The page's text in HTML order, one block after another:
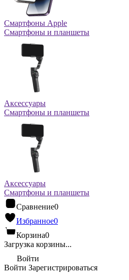
Смартфоны Apple
Смартфоны и планшеты
Аксессуары
Смартфоны и планшеты
Аксессуары
Смартфоны и планшеты
Сравнение0
Избранное0
Корзина0
Загрузка корзины...
Войти
Войти Зарегистрироваться